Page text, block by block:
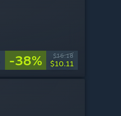
-38% $16.18
$10.11